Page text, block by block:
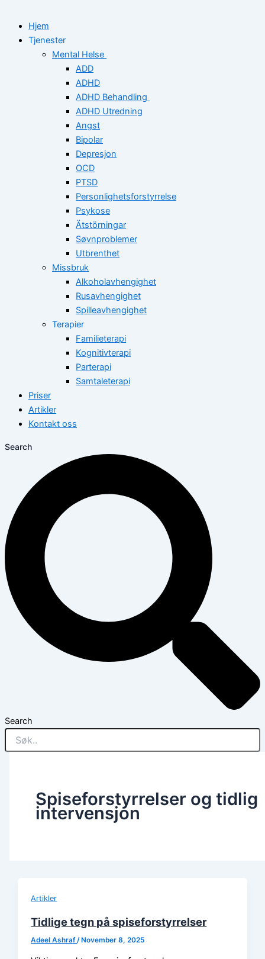
Hjem
Tjenester
Mental Helse
ADD
ADHD
ADHD Behandling
ADHD Utredning
Angst
Bipolar
Depresjon
OCD
PTSD
Personlighetsforstyrrelse
Psykose
Ätstörningar
Søvnproblemer
Utbrenthet
Missbruk
Alkoholavhengighet
Rusavhengighet
Spilleavhengighet
Terapier
Familieterapi
Kognitivterapi
Parterapi
Samtaleterapi
Priser
Artikler
Kontakt oss
Search
Search
Spiseforstyrrelser og tidlig
intervensjon
Artikler
Tidlige tegn på spiseforstyrrelser
Adeel Ashraf /November 8, 2025